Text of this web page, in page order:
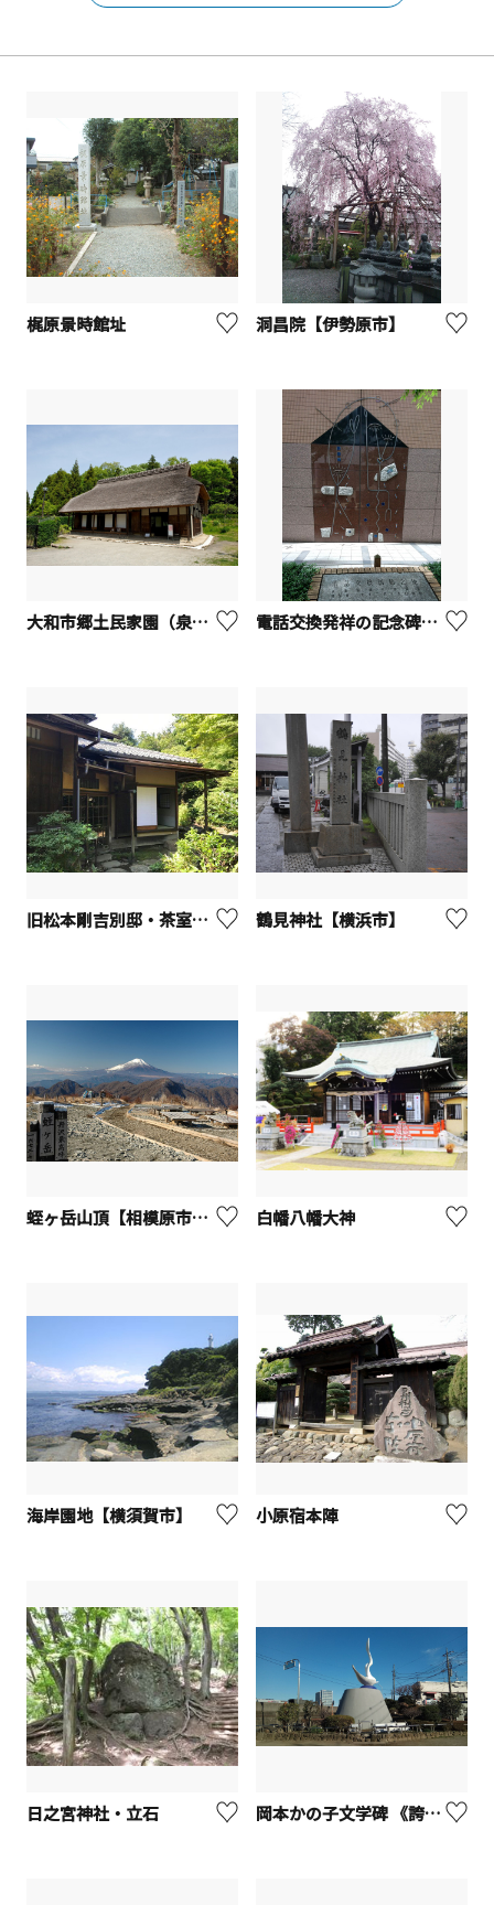
梶原景時館址 洞昌院【伊勢原市】
大和市郷土民家園（泉の森内） 電話交換発祥の記念碑【横浜市】
旧松本剛吉別邸・茶室「雨香亭」 鶴見神社【横浜市】
蛭ヶ岳山頂【相模原市緑区】 白幡八幡大神
海岸園地【横須賀市】 小原宿本陣
日之宮神社・立石 岡本かの子文学碑 《誇り》